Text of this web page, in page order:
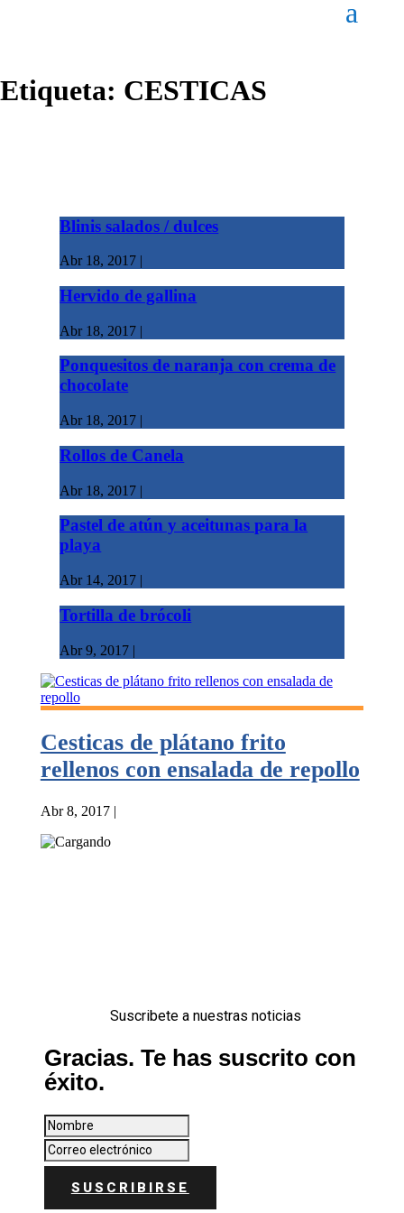
Etiqueta: CESTICAS
Blinis salados / dulces
Abr 18, 2017 |
Hervido de gallina
Abr 18, 2017 |
Ponquesitos de naranja con crema de
chocolate
Abr 18, 2017 |
Rollos de Canela
Abr 18, 2017 |
Pastel de atún y aceitunas para la
playa
Abr 14, 2017 |
Tortilla de brócoli
Abr 9, 2017 |
Cesticas de plátano frito
rellenos con ensalada de repollo
Abr 8, 2017|
Suscribete a nuestras noticias
Gracias. Te has suscrito con
éxito.
SUSCRIBIRSE